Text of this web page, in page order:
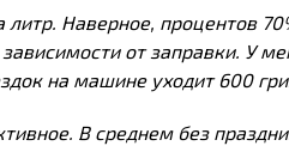
Наверное, процентов
зависимости от заправки. У
на машине уходит 600
В среднем без